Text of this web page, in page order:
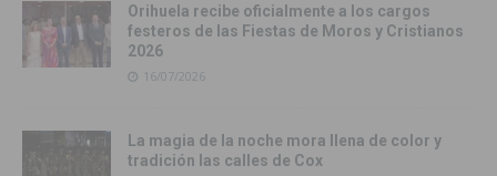
Orihuela recibe oficialmente a los cargos
festeros de las Fiestas de Moros y Cristianos
2026
16/07/2026
La magia de la noche mora llena de color y
tradición las calles de Cox